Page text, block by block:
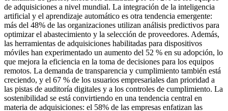
de adquisiciones a nivel mundial. La integración de la inteligencia
artificial y el aprendizaje automático es otra tendencia emergente:
más del 48% de las organizaciones utilizan análisis predictivos para
optimizar el abastecimiento y la selección de proveedores. Además,
las herramientas de adquisiciones habilitadas para dispositivos
móviles han experimentado un aumento del 52 % en su adopción, lo
que mejora la eficiencia en la toma de decisiones para los equipos
remotos. La demanda de transparencia y cumplimiento también está
creciendo, y el 67 % de los usuarios empresariales dan prioridad a
las pistas de auditoría digitales y a los controles de cumplimiento. La
sostenibilidad se está convirtiendo en una tendencia central en
materia de adquisiciones: el 58% de las empresas enfatizan las